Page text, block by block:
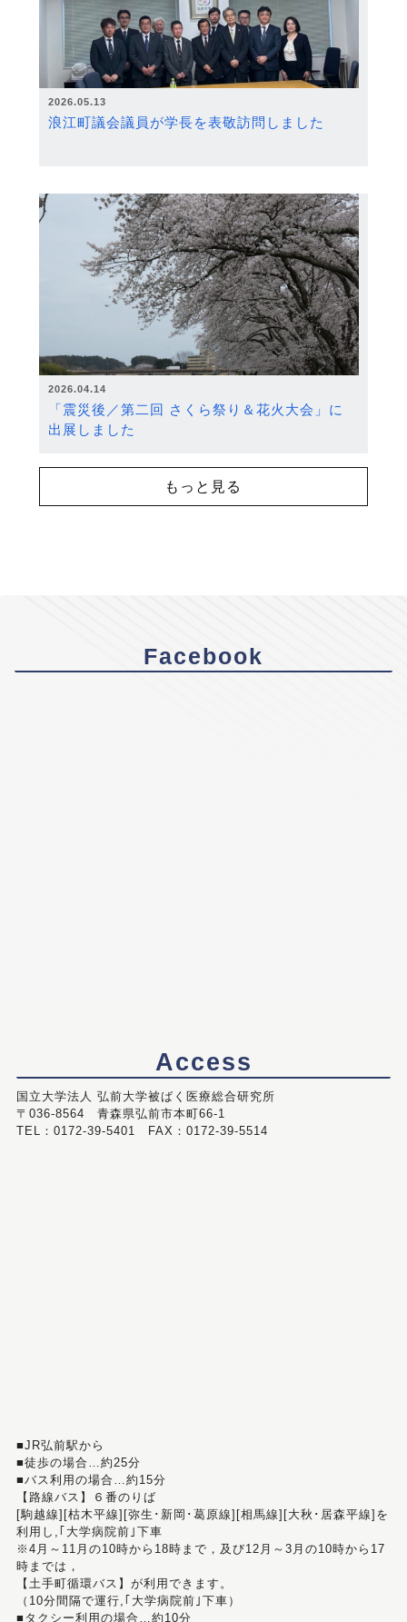
2026.05.13
浪江町議会議員が学長を表敬訪問しました
2026.04.14
「震災後／第二回 さくら祭り＆花火大会」に
出展しました
もっと見る
Facebook
Access
国立大学法人 弘前大学被ばく医療総合研究所
〒036-8564 青森県弘前市本町66-1
TEL：0172-39-5401 FAX：0172-39-5514
■JR弘前駅から
■徒歩の場合…約25分
■バス利用の場合…約15分
【路線バス】６番のりば
[駒越線][枯木平線][弥生･新岡･葛原線][相馬線][大秋･居森平線]を
利用し,｢大学病院前｣下車
※4月～11月の10時から18時まで，及び12月～3月の10時から17
時までは，
【土手町循環バス】が利用できます。
（10分間隔で運行,｢大学病院前｣下車）
■タクシー利用の場合…約10分